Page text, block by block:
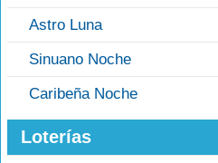
Astro Luna
Sinuano Noche
Caribeña Noche
Loterías